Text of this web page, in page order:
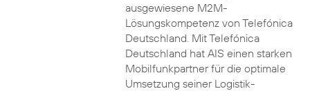
ausgewiesene M2M-
Lösungskompetenz von Telefónica
Deutschland. Mit Telefónica
Deutschland hat AIS einen starken
Mobilfunkpartner für die optimale
Umsetzung seiner Logistik-